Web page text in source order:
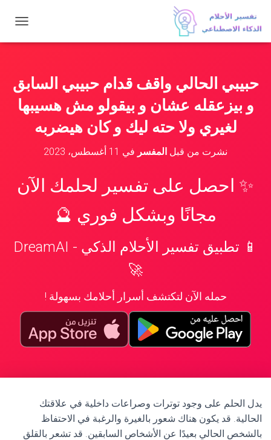
ب
ا
ل
ت
حبيبي الحالي واقف قدام حبيبي السابق
و بيزعقله عشان و بيقولو مش هسيبها
لغيري ولا حته ليك و كان هيضربه
نشرت من قبل المفسر في 11 أغسطس، 2023
✨ احصل على تفسير لحلمك الآن
مجانًا وبشكل فوري 🔮
📱 تطبيق تفسير الأحلام الذكي - DreamAI
🚀
حمله الآن لتكتشف أسرار أحلامك بسهولة !
يدل الحلم على وجود توترات وصراعات داخلية في علاقتك
الحالية. قد يكون هناك شعور بالغيرة والرغبة في الاحتفاظ
بالشخص الحالي بعيدًا عن الأشخاص السابقين. قد تشعر بالقلق